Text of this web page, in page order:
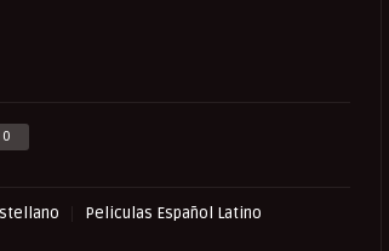
0
Peliculas Español Latino